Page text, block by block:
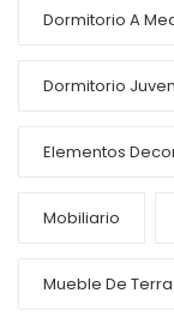
Dormitorio A
Dormitorio
Elementos
Mobiliario
Mueble De